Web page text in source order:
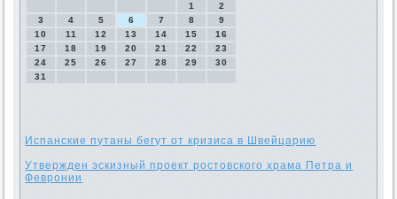
1
2
3
4 5 6 7 8
9
10
11 12 13 14 15
16
17
18 19 20 21 22
23
24
25 26 27 28 29
30
31
Испанские путаны бегут от кризиса в Швейцарию
Утвержден эскизный проект ростовского храма Петра и
Февронии